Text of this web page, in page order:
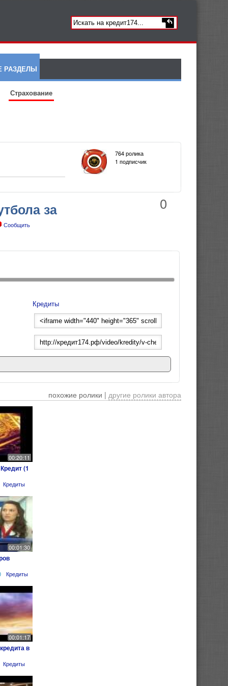
РАЗДЕЛЫ
Страхование
764 ролика
1 подписчик
0
за
Сообщить
Кредиты
похожие ролики | другие ролики автора
00:20:11
(1
Кредиты
00:01:30
Кредиты
00:01:17
в
Кредиты